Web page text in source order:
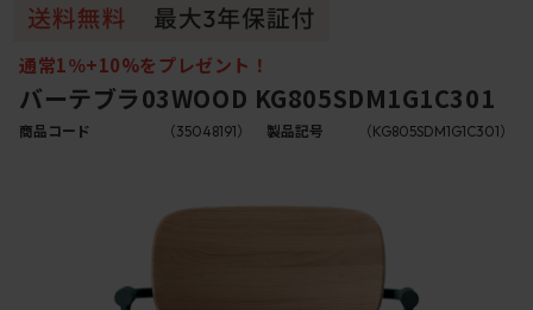
通常1％+10%をプレゼント！
バーテブラ03WOOD KG805SDM1G1C301
商品コード （35048191） 製品記号 （KG805SDM1G1C301）